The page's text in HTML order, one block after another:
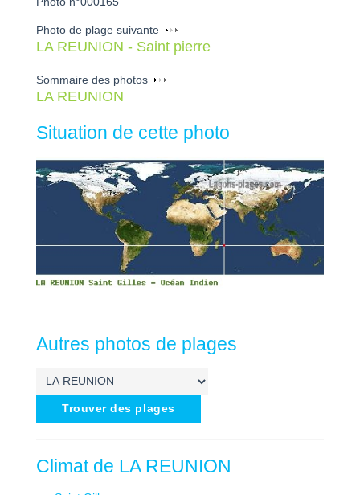
Photo de plage suivante
LA REUNION - Saint pierre
Sommaire des photos
LA REUNION
Situation de cette photo
Autres photos de plages
Trouver des plages
Climat de LA REUNION